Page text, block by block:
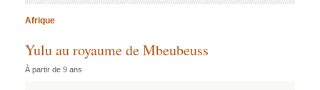
Afrique
Yulu au royaume de Mbeubeuss
À partir de 9 ans